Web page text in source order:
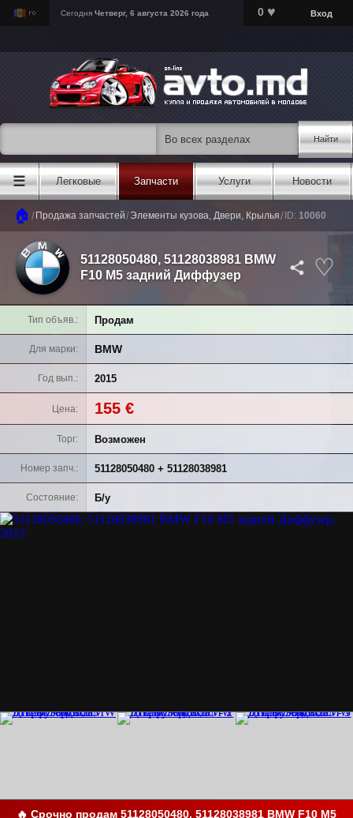
Сегодня Четверг, 6 августа 2026 года 0 ♥ Вход
Найти
☰ Легковые Запчасти Услуги Новости
🏠 / Продажа запчастей/Элементы кузова, Двери, Крылья/ ID: 10060
51128050480, 51128038981 BMW
F10 М5 задний Диффузер
Тип объяв. Продам
Для марки BMW
Год вып. 2015
Цена 155 €
Торг Возможен
Номер запч. 51128050480 + 51128038981
Состояние Б/у
🔥 Срочно продам 51128050480, 51128038981 BMW F10 М5